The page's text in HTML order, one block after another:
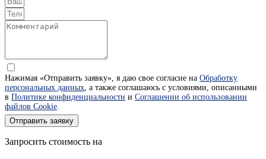
Нажимая «Отправить заявку», я даю свое согласие на Обработку
персональных данных, а также соглашаюсь с условиями, описанными
в Политике конфиденциальности и Соглашении об использовании
файлов Cookie.
Отправить заявку
Запросить стоимость на